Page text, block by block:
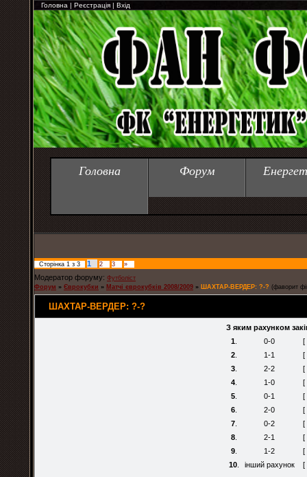
Головна | Реєстрація | Вхід
Головна Форум
Сторінка 1 з 3 1 2 3 »
Модератор форуму: Футболіст
Форум » Єврокубки » Матчі єврокубків 2008/2009 » ШАХТАР-ВЕРДЕР: ?-? (фаворит
ШАХТАР-ВЕРДЕР: ?-?
З яким рахунком
1. 0-0 [
2. 1-1 [
3. 2-2 [
4. 1-0 [
5. 0-1 [
6. 2-0 [
7. 0-2 [
8. 2-1 [
9. 1-2 [
10. інший рахунок [